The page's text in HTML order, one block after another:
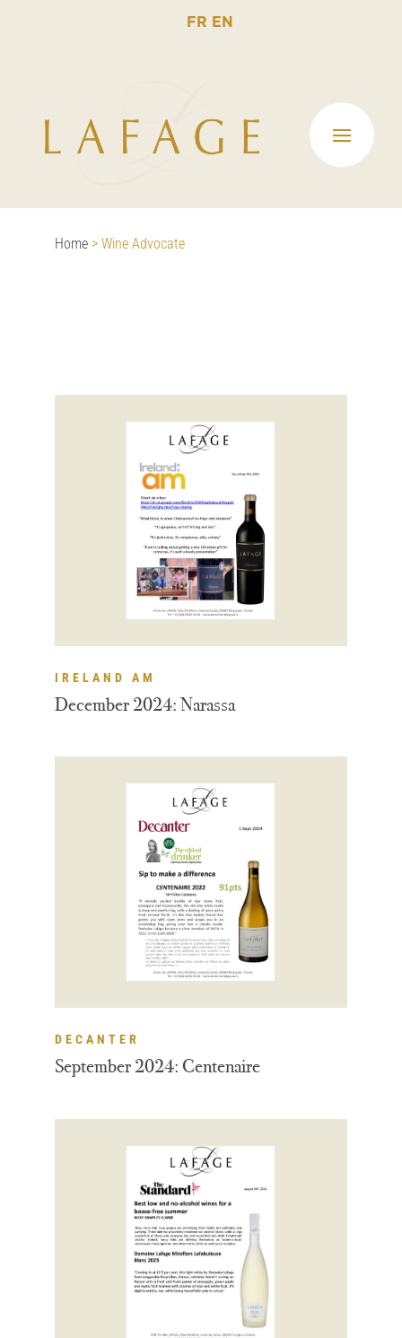
FR EN
Home> Wine Advocate
December 2024: Narassa
IRELAND AM
September 2024: Centenaire
DECANTER